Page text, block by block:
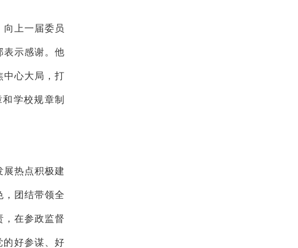
向上一届委员
表示感谢。他
中心大局，打
学校规章制
热点积极建
，团结带领全
，在参政监督
的好参谋、好